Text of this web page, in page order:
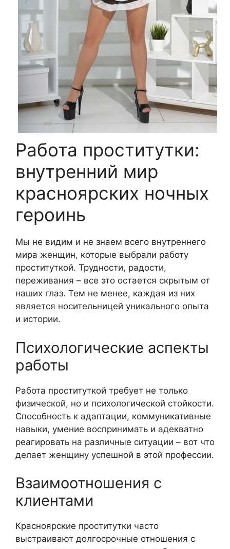
Работа проститутки:
внутренний мир
красноярских ночных
героинь
Мы не видим и не знаем всего внутреннего
мира женщин, которые выбрали работу
проституткой. Трудности, радости,
переживания – все это остается скрытым от
наших глаз. Тем не менее, каждая из них
является носительницей уникального опыта
и истории.
Психологические аспекты
работы
Работа проституткой требует не только
физической, но и психологической стойкости.
Способность к адаптации, коммуникативные
навыки, умение воспринимать и адекватно
реагировать на различные ситуации – вот что
делает женщину успешной в этой профессии.
Взаимоотношения с
клиентами
Красноярские проститутки часто
выстраивают долгосрочные отношения с